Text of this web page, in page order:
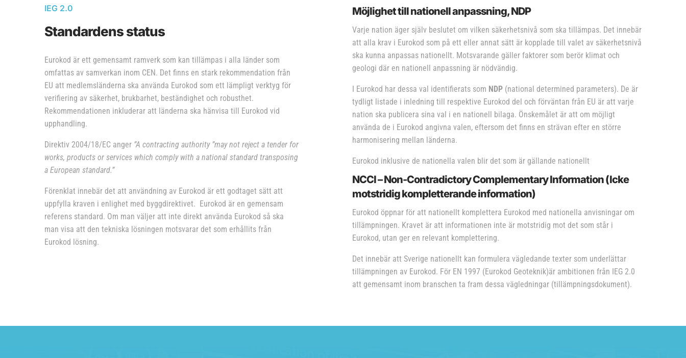
IEG 2.0
Standardens status
Eurokod är ett gemensamt ramverk som kan tillämpas i alla länder som
omfattas av samverkan inom CEN. Det finns en stark rekommendation från
EU att medlemsländerna ska använda Eurokod som ett lämpligt verktyg för
verifiering av säkerhet, brukbarhet, beständighet och robusthet.
Rekommendationen inkluderar att länderna ska hänvisa till Eurokod vid
upphandling.
Direktiv 2004/18/EC anger ”A contracting authority ”may not reject a tender for
works, products or services which comply with a national standard transposing
a European standard.”
Förenklat innebär det att användning av Eurokod är ett godtaget sätt att
uppfylla kraven i enlighet med byggdirektivet. Eurokod är en gemensam
referens standard. Om man väljer att inte direkt använda Eurokod så ska
man visa att den tekniska lösningen motsvarar det som erhållits från
Eurokod lösning.
Möjlighet till nationell anpassning, NDP
Varje nation äger själv beslutet om vilken säkerhetsnivå som ska tillämpas. Det innebär
att alla krav i Eurokod som på ett eller annat sätt är kopplade till valet av säkerhetsnivå
ska kunna anpassas nationellt. Motsvarande gäller faktorer som berör klimat och
geologi där en nationell anpassning är nödvändig.
I Eurokod har dessa val identifierats som NDP(national determined parameters). De är
tydligt listade i inledning till respektive Eurokod del och förväntan från EU är att varje
nation ska publicera sina val i en nationell bilaga. Önskemålet är att om möjligt
använda de i Eurokod angivna valen, eftersom det finns en strävan efter en större
harmonisering mellan länderna.
Eurokod inklusive de nationella valen blir det som är gällande nationellt
NCCI – Non-Contradictory Complementary Information (Icke
motstridig kompletterande information)
Eurokod öppnar för att nationellt komplettera Eurokod med nationella anvisningar om
tillämpningen. Kravet är att informationen inte är motstridig mot det som står i
Eurokod, utan ger en relevant komplettering.
Det innebär att Sverige nationellt kan formulera vägledande texter som underlättar
tillämpningen av Eurokod. För EN 1997 (Eurokod Geoteknik)är ambitionen från IEG 2.0
att gemensamt inom branschen ta fram dessa vägledningar (tillämpningsdokument).